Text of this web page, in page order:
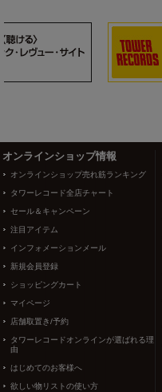
オンラインショップ情報
オンラインショップ売れ筋ランキング
タワーレコード全店チャート
セール＆キャンペーン
注目アイテム
インフォメーションメール
新規会員登録
ショッピングカート
マイページ
店舗取置き/予約
タワーレコードオンラインが選ばれる理
由
はじめてのお客様へ
欲しい物リストの使い方